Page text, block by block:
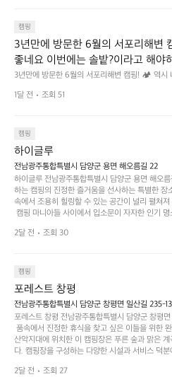
캠핑
3년만에 방문한 6월의 서포리해
좋네요 이번에는 솔밭?이라고 해야
잡았는데 정말 시원하고 경치도 좋
맑은편, 아이들도 놀기 좋고 1박 2
네요  .1박 1동 1만원 (수금은 7시쯤,
바로 화장실있음 .5분거리 cu .2분거
서부터 해변까지 버스도 다니네요
좋아하네요 점심쯤도착해서 철수할
타임이나 했네요 ⛱️
3년만에 방문한 6월의 서포리해변 캠핑! 🏕 역시
밭?이라고 해야하나 여기에 자리를 잡았는데 정말
서해치고 물도 맑은편, 아이들도 놀기 좋고 1박 2
항구에서부터 해변까지 버스도 다니네요 ㅎㅎㅎ
심쯤도착해서 철수할때까지 물놀이 3타임이나 했
1달 전 조회 51
캠핑
하이글루
전남광주통합특별시 담양군 용면 해오름길 22
하이글루 전남광주통합특별시 담양군 용면 해오
하는 캠핑의 진정한 즐거움을 선사하는 특별한
속에서 조용히 힐링할 수 있는 공간이 널리 펼쳐
캠핑 마니아들 사이에서 입소문이 자자한 인기
문객들을 맞이합니다. 특히, 하이글루의 독특한
자리를 제공하며, 캠핑의 매력을 한층 더해 줍니
함께 좋은 시간을 보낼 수 있다는 것입니다. 또한,
자전거 도로가 있어 아웃도어 활동을 좋아하는
담양의 아름다운 자연과 함께, 건강한 레저 활동
습니다. 하이글루에서 특별한 순간을 만끽해보세
담양의 죽녹원과 함께 어우러진 저녁, 그리고 고
이야기들은 여러분의 캠핑 여행을 더욱 특별하
★
2달 전 조회 30
캠핑
포레스트 창평
전남광주통합특별시 담양군 창평면 일산길 235-13
포레스트 창평 전남광주통합특별시 담양군 창평
품속에서 진정한 휴식을 찾고 싶은 이들을 위한
산악지대에 위치한 이 캠핑장은 푸른 숲과 맑은
다. 캠핑장을 구성하는 다양한 시설과 서비스 덕
만들어갈 수 있는 최적의 공간이 됩니다.  포레
산물을 제공하는 캠핑장으로, 현지에서만 느낄
2달 전 조회 27